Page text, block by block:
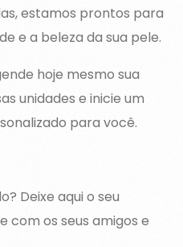
estamos prontos para
e a beleza da sua pele.
hoje mesmo sua
unidades e inicie um
para você.
Deixe aqui o seu
os seus amigos e